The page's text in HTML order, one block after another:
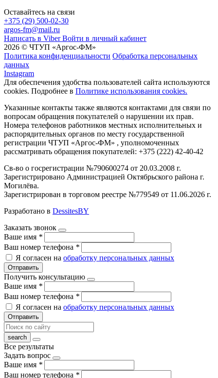
Оставайтесь на связи
+375 (29) 500-02-30
argos-fm@mail.ru
Написать в Viber Войти в личный кабинет
2026 © ЧТУП «Аргос-ФМ»
Политика конфиденциальности Обработка персональных
данных
Instagram
Для обеспечения удобства пользователей сайта используются
cookies. Подробнее в Политике использования cookies.
Указанные контакты также являются контактами для связи по
вопросам обращения покупателей о нарушении их прав.
Номера телефонов работников местных исполнительных и
распорядительных органов по месту государственной
регистрации ЧТУП «Аргос-ФМ» , уполномоченных
рассматривать обращения покупателей: +375 (222) 42-40-42
Св-во о госрегистрации №790600274 от 20.03.2008 г.
Зарегистрировано Администрацией Октябрьского района г.
Могилёва.
Зарегистрирован в торговом реестре №779549 от 11.06.2026 г.
Разработано в DessitesBY
Заказать звонок
Ваше имя *
Ваш номер телефона *
Я согласен на обработку персональных данных
Отправить
Получить консультацию
Ваше имя *
Ваш номер телефона *
Я согласен на обработку персональных данных
Отправить
Все результаты
Задать вопрос
Ваше имя *
Ваш номер телефона *